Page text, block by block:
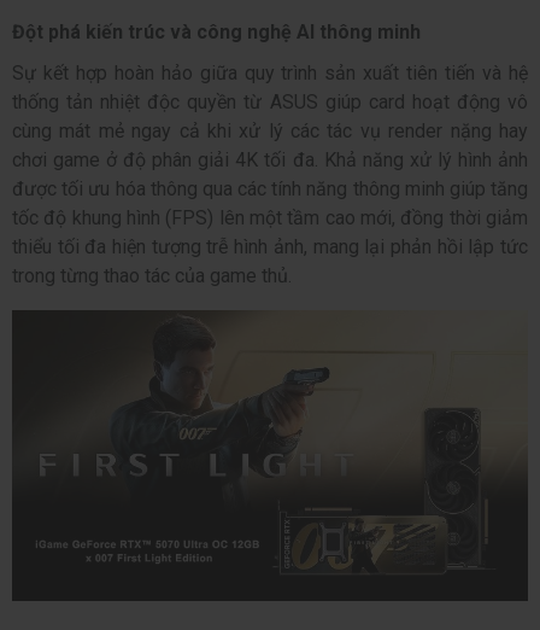
Đột phá kiến trúc và công nghệ AI thông minh
Sự kết hợp hoàn hảo giữa quy trình sản xuất tiên tiến và hệ
thống tản nhiệt độc quyền từ ASUS giúp card hoạt động vô
cùng mát mẻ ngay cả khi xử lý các tác vụ render nặng hay
chơi game ở độ phân giải 4K tối đa. Khả năng xử lý hình ảnh
được tối ưu hóa thông qua các tính năng thông minh giúp tăng
tốc độ khung hình (FPS) lên một tầm cao mới, đồng thời giảm
thiểu tối đa hiện tượng trễ hình ảnh, mang lại phản hồi lập tức
trong từng thao tác của game thủ.